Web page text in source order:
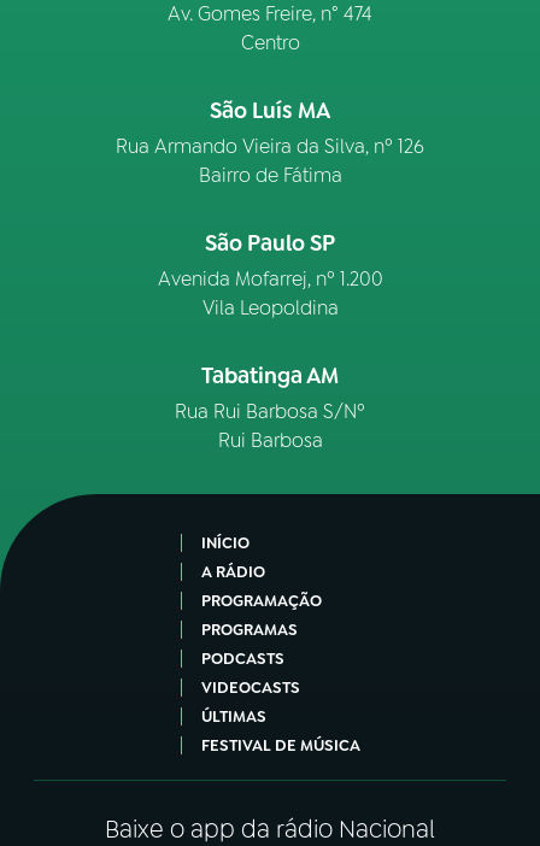
Av. Gomes Freire, n° 474
Centro
São Luís MA
Rua Armando Vieira da Silva, nº 126
Bairro de Fátima
São Paulo SP
Avenida Mofarrej, nº 1.200
Vila Leopoldina
Tabatinga AM
Rua Rui Barbosa S/Nº
Rui Barbosa
INÍCIO
A RÁDIO
PROGRAMAÇÃO
PROGRAMAS
PODCASTS
VIDEOCASTS
ÚLTIMAS
FESTIVAL DE MÚSICA
Baixe o app da rádio Nacional